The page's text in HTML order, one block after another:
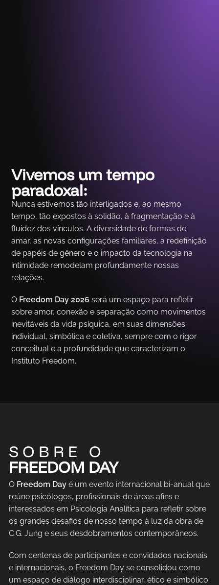
Vivemos um tempo
paradoxal:
Nunca estivemos tão interligados e, ao mesmo
tempo, tão expostos à solidão, à fragmentação e à
fluidez dos vínculos. A diversidade de formas de
amar, as novas configurações familiares, a redefinição
de papéis de gênero e o impacto da tecnologia na
intimidade remodelam profundamente nossas
relações.
O Freedom Day 2026 será um espaço para refletir
sobre amor, conexão e separação como movimentos
inevitáveis da vida psíquica, em suas dimensões
individual, simbólica e coletiva, sempre com o rigor
conceitual e a profundidade que caracterizam o
Instituto Freedom.
SOBRE O
FREEDOM DAY
O Freedom Dayé um evento internacional bi-anual que
reúne psicólogos, profissionais de áreas afins e
interessados em Psicologia Analítica para refletir sobre
os grandes desafios de nosso tempo à luz da obra de
C.G. Jung e seus desdobramentos contemporâneos.
Com centenas de participantes e convidados nacionais
e internacionais, o Freedom Day se consolidou como
um espaço de diálogo interdisciplinar, ético e simbólico.